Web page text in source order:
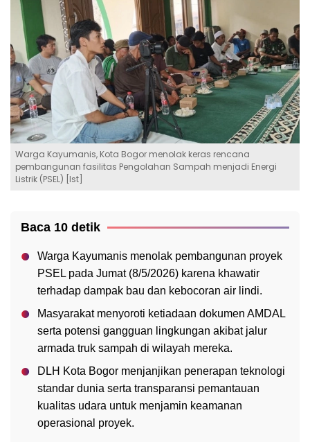
Warga Kayumanis, Kota Bogor menolak keras rencana
pembangunan fasilitas Pengolahan Sampah menjadi Energi
Listrik (PSEL) [Ist]
Baca 10 detik
Warga Kayumanis menolak pembangunan proyek
PSEL pada Jumat (8/5/2026) karena khawatir
terhadap dampak bau dan kebocoran air lindi.
Masyarakat menyoroti ketiadaan dokumen AMDAL
serta potensi gangguan lingkungan akibat jalur
armada truk sampah di wilayah mereka.
DLH Kota Bogor menjanjikan penerapan teknologi
standar dunia serta transparansi pemantauan
kualitas udara untuk menjamin keamanan
operasional proyek.